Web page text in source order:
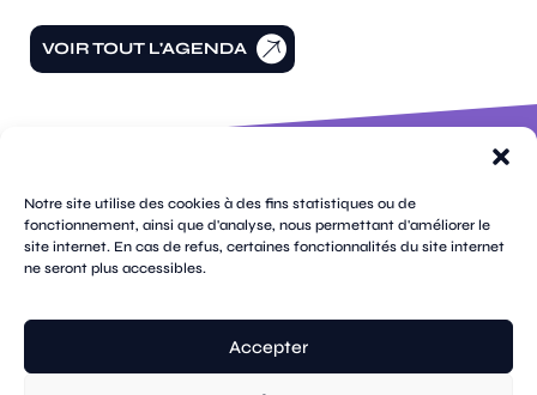
Notre site utilise des cookies à des fins statistiques ou de
fonctionnement, ainsi que d'analyse, nous permettant d'améliorer le
site internet. En cas de refus, certaines fonctionnalités du site internet
ne seront plus accessibles.
Accepter
VOIR TOUT L'AGENDA
de la
république
CS
70809
89108
Cedex
tik
tok
twitter
(X)
pages
plan